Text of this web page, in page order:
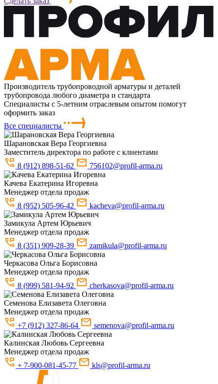
Производитель трубопроводной арматуры и деталей
трубопровода любого диаметра и стандарта
Специалисты с 5-летним отраслевым опытом помогут
оформить заказ
Все специалисты
Шарановская Вера Георгиевна
Заместитель директора по работе с клиентами
8 (912) 898-51-62
756102@profil-arma.ru
Качева Екатерина Игоревна
Менеджер отдела продаж
8 (952) 505-96-42
kacheva@profil-arma.ru
Замикула Артем Юрьевич
Менеджер отдела продаж
8 (351) 909-28-39
zamikula@profil-arma.ru
Черкасова Ольга Борисовна
Менеджер отдела продаж
8 (999) 581-94-92
cherkasova@profil-arma.ru
Семенова Елизавета Олеговна
Менеджер отдела продаж
+7 (912) 327-86-64
semenova@profil-arma.ru
Калинская Любовь Сергеевна
Менеджер отдела продаж
+ 7-900-081-45-77
kls@profil-arma.ru